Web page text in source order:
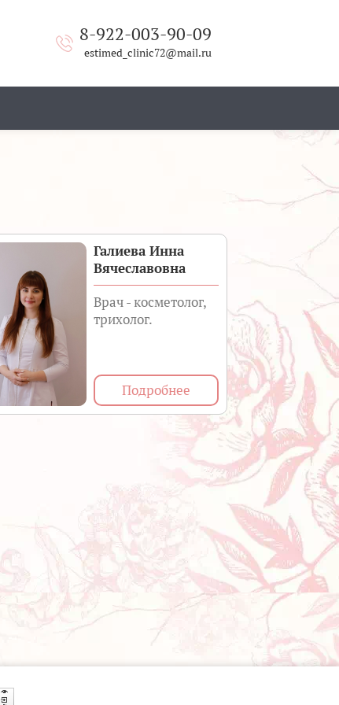
8-922-003-90-09
estimed_clinic72@mail.ru
Галиева Инна
Вячеславовна
Врач - косметолог,
трихолог.
Подробнее